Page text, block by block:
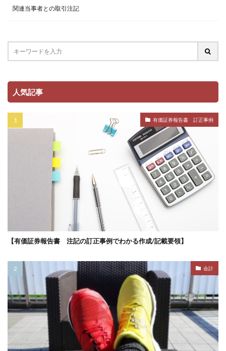
関連当事者との取引注記
人気記事
有価証券報告書 訂正事例
【有価証券報告書 注記の訂正事例でわかる作成/記載要領】
会計